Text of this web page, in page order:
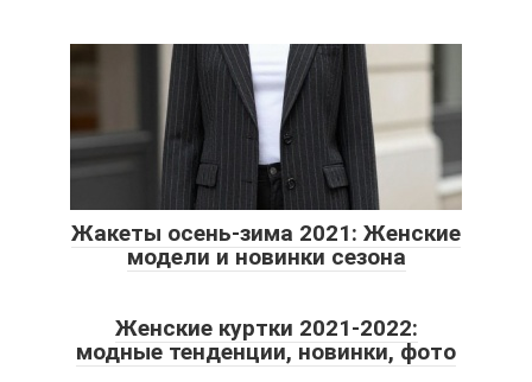
Жакеты осень-зима 2021: Женские
модели и новинки сезона
Женские куртки 2021-2022:
модные тенденции, новинки, фото